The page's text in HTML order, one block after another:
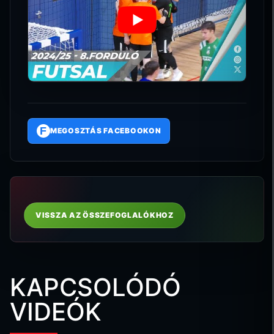
F MEGOSZTÁS FACEBOOKON
VISSZA AZ ÖSSZEFOGLALÓKHOZ
KAPCSOLÓDÓ
VIDEÓK